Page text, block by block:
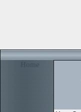
Home